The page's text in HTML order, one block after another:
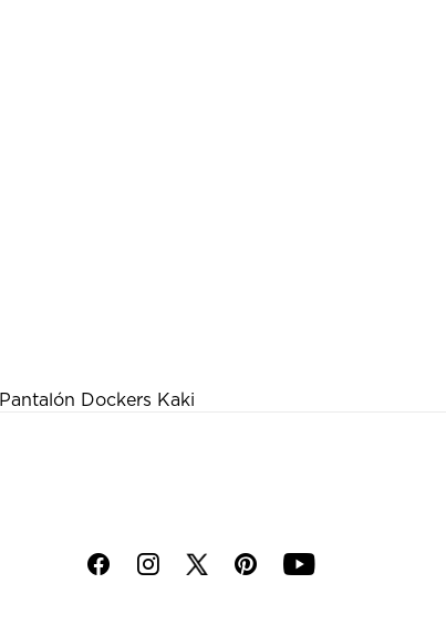
Pantalón Dockers Kaki
f i p y